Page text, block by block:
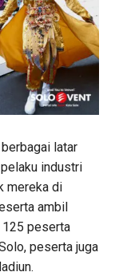
latar
industri
mereka di
ambil
125 peserta
peserta juga